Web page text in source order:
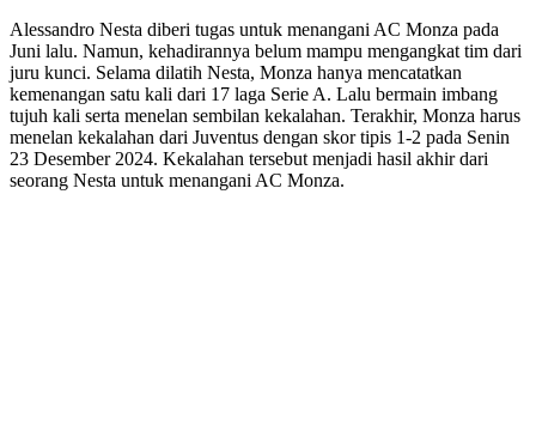
Alessandro Nesta diberi tugas untuk menangani AC Monza pada
Juni lalu. Namun, kehadirannya belum mampu mengangkat tim dari
juru kunci. Selama dilatih Nesta, Monza hanya mencatatkan
kemenangan satu kali dari 17 laga Serie A. Lalu bermain imbang
tujuh kali serta menelan sembilan kekalahan. Terakhir, Monza harus
menelan kekalahan dari Juventus dengan skor tipis 1-2 pada Senin
23 Desember 2024. Kekalahan tersebut menjadi hasil akhir dari
seorang Nesta untuk menangani AC Monza.